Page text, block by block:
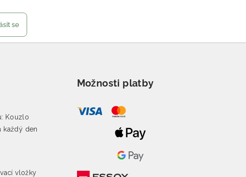
se
Kouzlo
každý den
vložky
Možnosti platby